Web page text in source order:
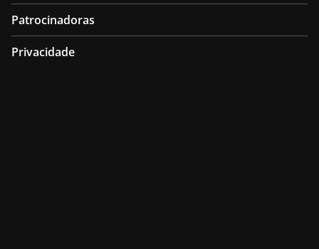
Patrocinadoras
Privacidade